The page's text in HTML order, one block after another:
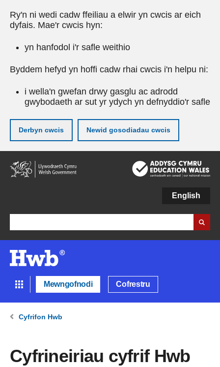
Ry'n ni wedi cadw ffeiliau a elwir yn cwcis ar eich
dyfais. Mae'r cwcis hyn:
yn hanfodol i'r safle weithio
Byddem hefyd yn hoffi cadw rhai cwcis i'n helpu ni:
i wella'n gwefan drwy gasglu ac adrodd
gwybodaeth ar sut yr ydych yn defnyddio'r safle
Derbyn cwcis Newid gosodiadau cwcis
Neidio
i'r
prif
English
Mewngofnodi Cofrestru
Cyfrifon Hwb
Cyfrineiriau cyfrif Hwb